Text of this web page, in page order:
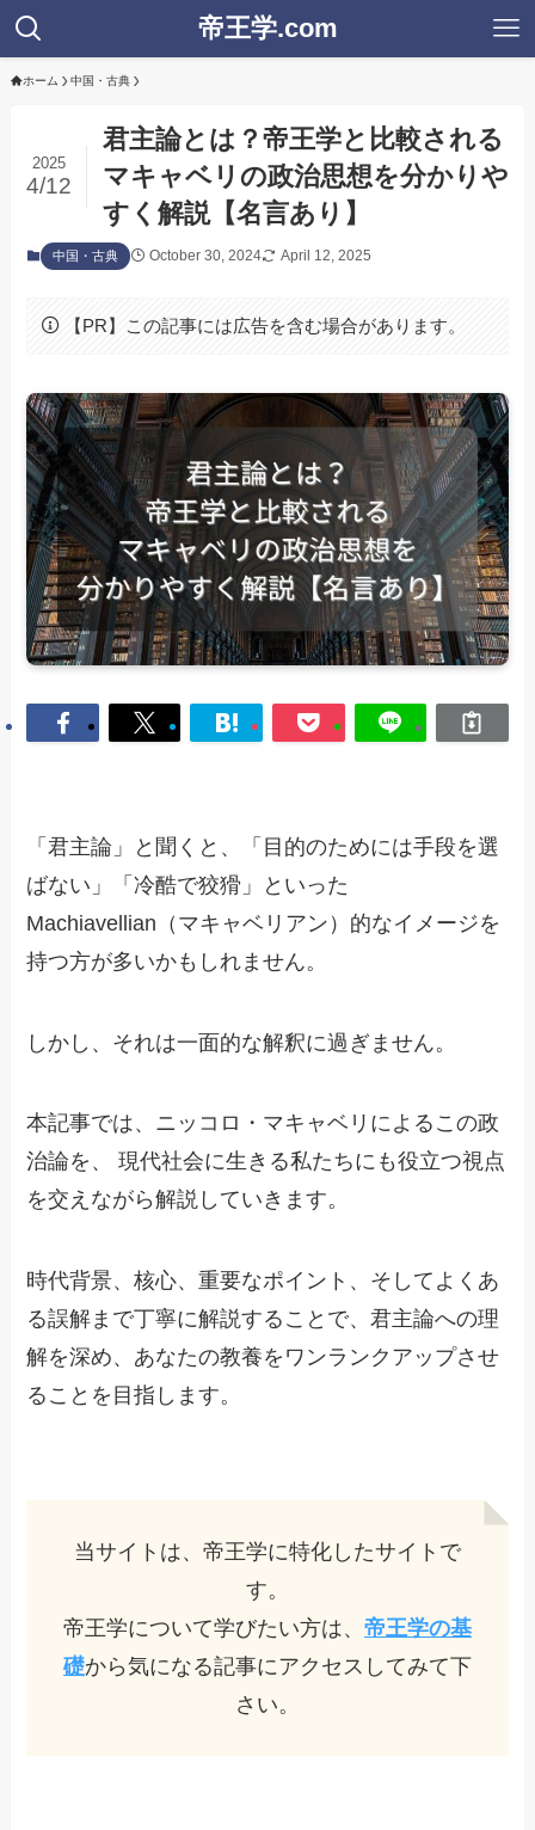
帝王学.com
ホーム 中国・古典
君主論とは？帝王学と比較される
マキャベリの政治思想を分かりや
すく解説【名言あり】
2025
4/12
中国・古典 October 30, 2024 April 12, 2025
【PR】この記事には広告を含む場合があります。
「君主論」と聞くと、「目的のためには手段を選
ばない」「冷酷で狡猾」といった
Machiavellian（マキャベリアン）的なイメージを
持つ方が多いかもしれません。
しかし、それは一面的な解釈に過ぎません。
本記事では、ニッコロ・マキャベリによるこの政
治論を、 現代社会に生きる私たちにも役立つ視点
を交えながら解説していきます。
時代背景、核心、重要なポイント、そしてよくあ
る誤解まで丁寧に解説することで、君主論への理
解を深め、あなたの教養をワンランクアップさせ
ることを目指します。
当サイトは、帝王学に特化したサイトで
す。
帝王学について学びたい方は、 帝王学の基
礎から気になる記事にアクセスしてみて下
さい。